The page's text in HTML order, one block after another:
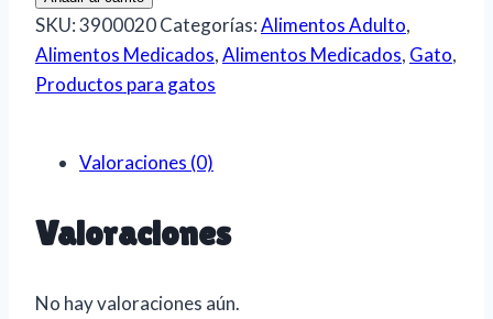
KG
RENAL
GATO
SKU:3900020Categorías:Alimentos Adulto,
Alimentos Medicados,Alimentos Medicados, Gato,
Productos para gatos
Valoraciones (0)
Valoraciones
No hay valoraciones aún.